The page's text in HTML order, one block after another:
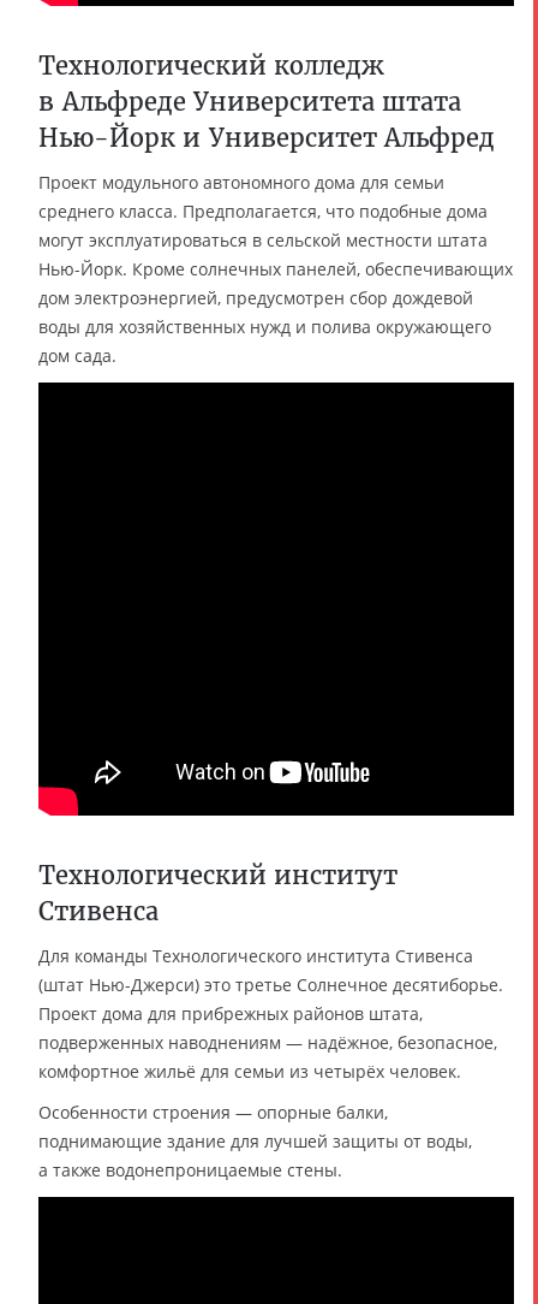
Технологический колледж
в Альфреде Университета штата
Нью-Йорк и Университет Альфред
Проект модульного автономного дома для семьи
среднего класса. Предполагается, что подобные дома
могут эксплуатироваться в сельской местности штата
Нью-Йорк. Кроме солнечных панелей, обеспечивающих
дом электроэнергией, предусмотрен сбор дождевой
воды для хозяйственных нужд и полива окружающего
дом сада.
Технологический институт
Стивенса
Для команды Технологического института Стивенса
(штат Нью-Джерси) это третье Солнечное десятиборье.
Проект дома для прибрежных районов штата,
подверженных наводнениям — надёжное, безопасное,
комфортное жильё для семьи из четырёх человек.
Особенности строения — опорные балки,
поднимающие здание для лучшей защиты от воды,
а также водонепроницаемые стены.